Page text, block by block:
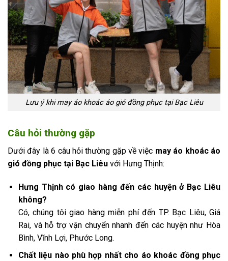
Lưu ý khi may áo khoác áo gió đồng phục tại Bạc Liêu
Câu hỏi thường gặp
Dưới đây là 6 câu hỏi thường gặp về việc may áo khoác áo
gió đồng phục tại Bạc Liêu với Hưng Thịnh:
Hưng Thịnh có giao hàng đến các huyện ở Bạc Liêu
không?
Có, chúng tôi giao hàng miễn phí đến TP. Bạc Liêu, Giá
Rai, và hỗ trợ vận chuyển nhanh đến các huyện như Hòa
Bình, Vĩnh Lợi, Phước Long.
Chất liệu nào phù hợp nhất cho áo khoác đồng phục